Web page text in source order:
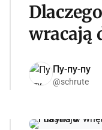
wracają
Пу-пу-пу
@schrute